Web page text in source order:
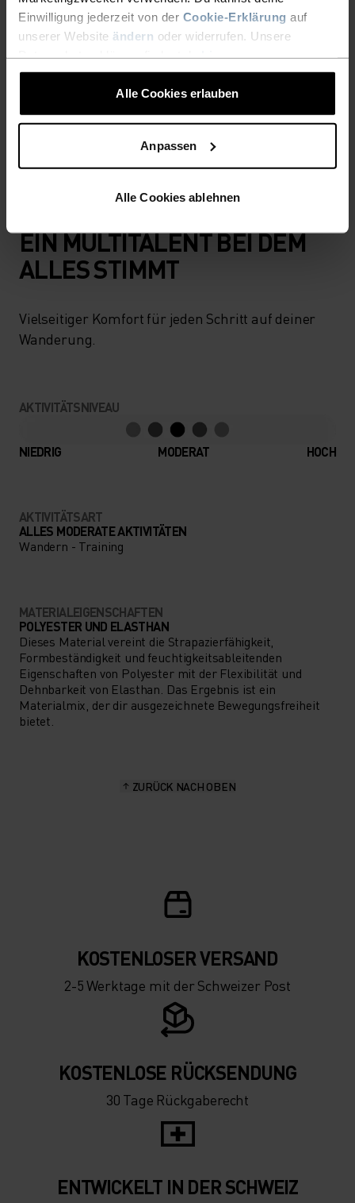
Einwilligung jederzeit von der Cookie-Erklärung auf
unserer Website ändern oder widerrufen. Unsere
Alle Cookies erlauben
Anpassen
Alle Cookies ablehnen
sind die Einstecktaschen an den Oberschenkeln
sowie die verdeckte Schlüsseltasche, die genug
oder andere wichtige Kleinigkeiten bieten. Bei
deinen sommerlichen Outdoor-Aktivitäten wirst
du diese bequeme Hose schon bald nicht mehr
leichte alpine Wanderungen.
EIN MULTITALENT BEI DEM
ALLES STIMMT
Vielseitiger Komfort für jeden Schritt auf deiner
Wanderung.
AKTIVITÄTSNIVEAU
NIEDRIG MODERAT HOCH
AKTIVITÄTSART
ALLES MODERATE AKTIVITÄTEN
Wandern - Training
MATERIALEIGENSCHAFTEN
POLYESTER UND ELASTHAN
Dieses Material vereint die Strapazierfähigkeit,
Formbeständigkeit und feuchtigkeitsableitenden
Eigenschaften von Polyester mit der Flexibilität und
Dehnbarkeit von Elasthan. Das Ergebnis ist ein
Materialmix, der dir ausgezeichnete Bewegungsfreiheit
bietet.
ZURÜCK NACH OBEN
KOSTENLOSER VERSAND
2-5 Werktage mit der Schweizer Post
KOSTENLOSE RÜCKSENDUNG
30 Tage Rückgaberecht
ENTWICKELT IN DER SCHWEIZ